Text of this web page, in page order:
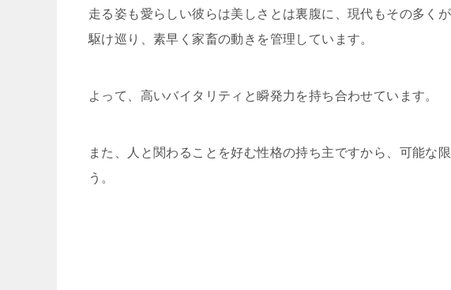
走る姿も愛らしい彼らは美しさとは裏腹に、現代もその多く
駆け巡り、素早く家畜の動きを管理しています。
よって、高いバイタリティと瞬発力を持ち合わせています。
また、人と関わることを好む性格の持ち主ですから、可能な
う。